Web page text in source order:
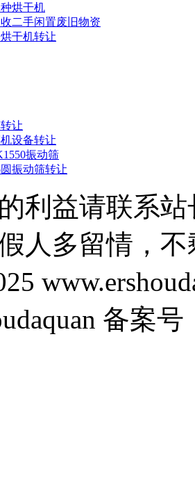
烘干机
二手闲置废旧物资
干机转让
让
设备转让
振动筛
振动筛转让
利益请联系
人多留情，
备案